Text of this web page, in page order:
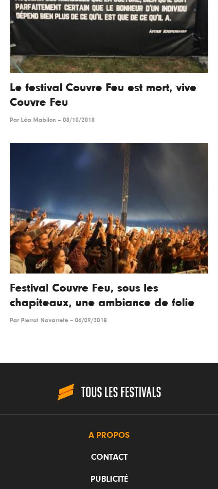
Le festival Couvre Feu est mort, vive
Couvre Feu
Par Léa Mabilon -- 08/10/2018
Festival Couvre Feu, sous les
chapiteaux, une ambiance de folie
Par Pierrot Navarrete -- 06/09/2018
A PROPOS
CONTACT
PUBLICITÉ